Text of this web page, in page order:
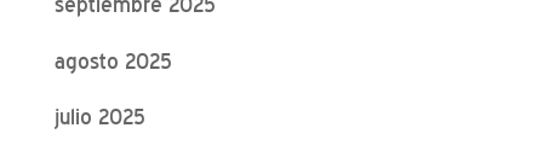
agosto 2025
julio 2025